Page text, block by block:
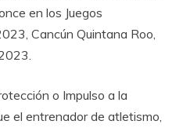
en los Juegos
Cancún Quintana Roo,
o Impulso a la
el entrenador de atletismo,